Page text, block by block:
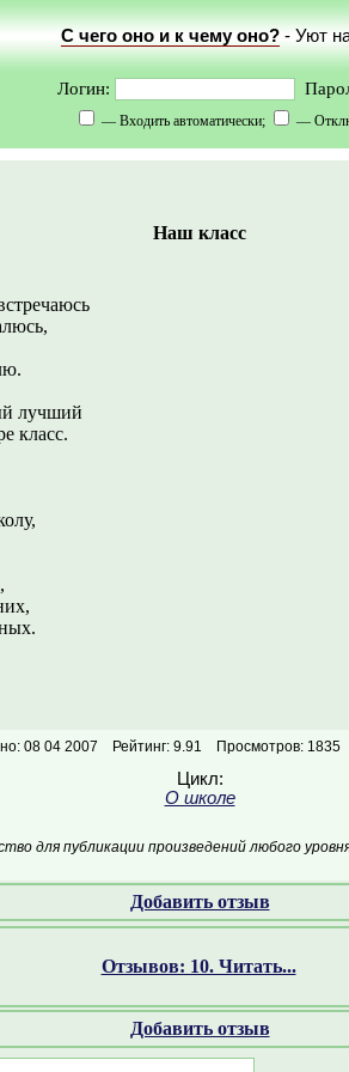
С чего оно и к чему оно?- Уют
Логин:
— Входить автоматически; —
Наш класс
лучший
класс.
08 04 2007 Рейтинг: 9.91 Просмотров: 1835
Цикл:
О школе
для публикации произведений любого
Добавить отзыв
Отзывов: 10. Читать...
Добавить отзыв